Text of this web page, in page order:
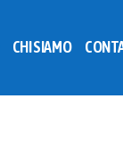
CHI SIAMO